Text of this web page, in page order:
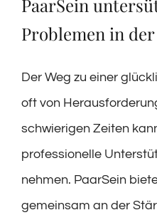
PaarSein
Problemen in
Der Weg zu einer
oft von
schwierigen Zeiten
professionelle
nehmen. PaarSein
gemeinsam an der